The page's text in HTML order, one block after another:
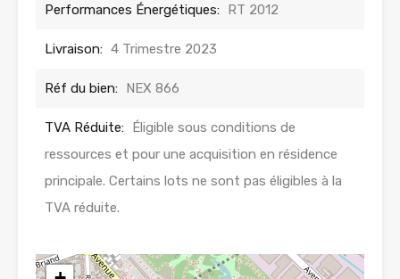
Performances Énergétiques: RT 2012
Livraison: 4 Trimestre 2023
Réf du bien: NEX 866
TVA Réduite: Éligible sous conditions de
ressources et pour une acquisition en résidence
principale. Certains lots ne sont pas éligibles à la
TVA réduite.